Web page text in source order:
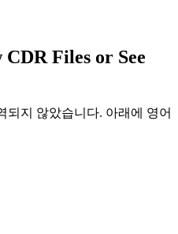
Files or See
되지 않았습니다. 아래에 영어